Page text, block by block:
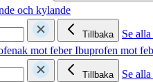
och kylande
Tillbaka
Se
mot feberIbuprofen mot
Tillbaka
Se